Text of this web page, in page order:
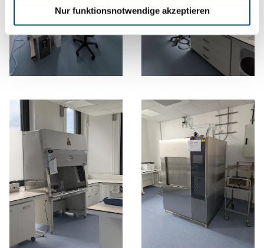
Nur funktionsnotwendige akzeptieren